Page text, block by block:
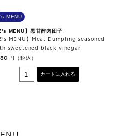
MENU
MENU】黒甘酢肉団子
Z's MENU】Meat Dumpling seasoned
sweetened black vinegar
円（税込）
カートに入れる